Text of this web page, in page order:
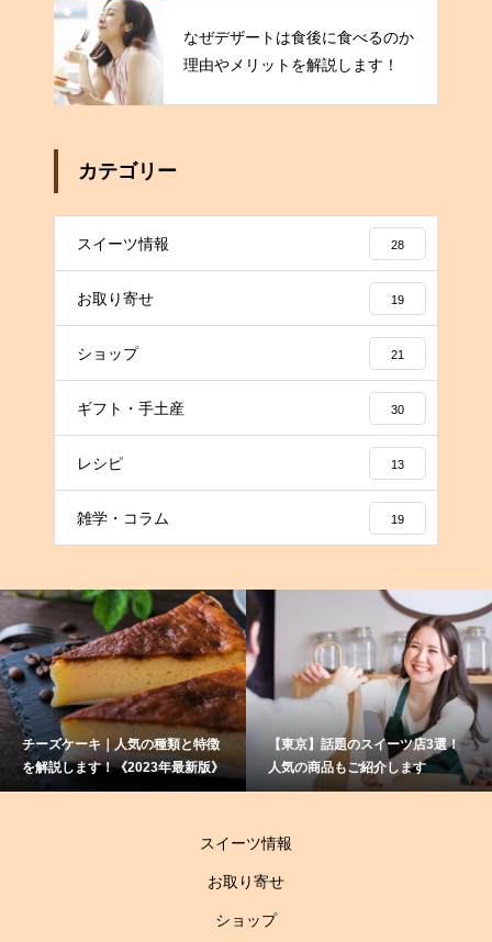
なぜデザートは食後に食べるのか
理由やメリットを解説します！
カテゴリー
スイーツ情報 28
お取り寄せ 19
ショップ 21
ギフト・手土産 30
レシピ 13
雑学・コラム 19
ケーキ｜人気の種類と特徴
します！《2023年最新版》
【東京】話題のスイーツ店3選！
人気の商品もご紹介します
赤ワ
て？
伝授
スイーツ情報
お取り寄せ
ショップ